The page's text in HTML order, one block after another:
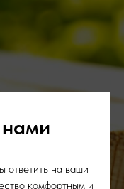
ответить на ваши
комфортным и